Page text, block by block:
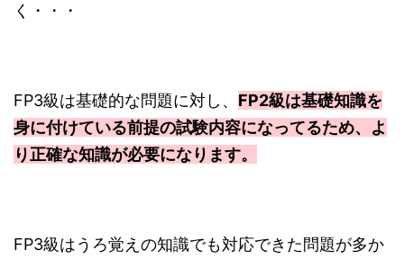
く・・・
FP3級は基礎的な問題に対し、 FP2級は基礎知識を
身に付けている前提の試験内容になってるため、よ
り正確な知識が必要になります。
FP3級はうろ覚えの知識でも対応できた問題が多か